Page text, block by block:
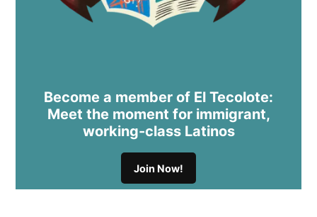
Become a member of El Tecolote:
Meet the moment for immigrant,
working-class Latinos
Join Now!